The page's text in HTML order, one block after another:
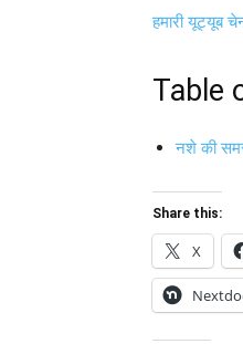
हमारी यूट्यूब
Table
नशे की
Share this:
X